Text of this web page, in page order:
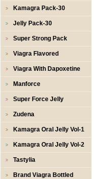
Kamagra Pack-30
Jelly Pack-30
Super Strong Pack
Viagra Flavored
Viagra With Dapoxetine
Manforce
Super Force Jelly
Zudena
Kamagra Oral Jelly Vol-1
Kamagra Oral Jelly Vol-2
Tastylia
Brand Viagra Bottled